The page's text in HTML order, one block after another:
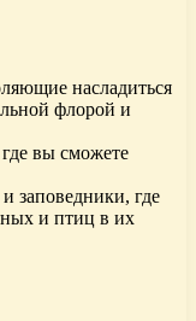
насладиться
флорой и
вы сможете
заповедники, где
и птиц в их